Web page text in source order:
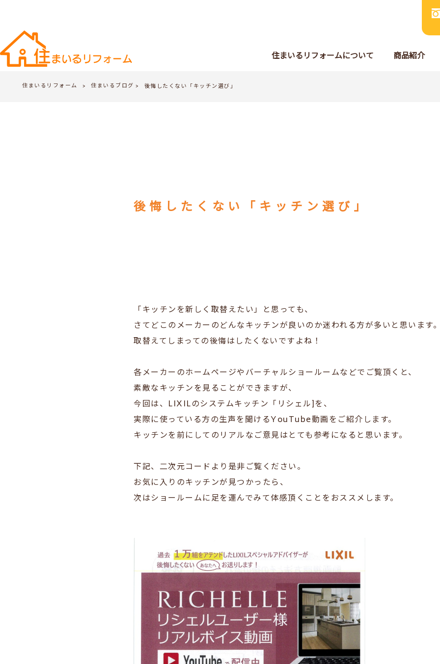
住まいるリフォームについて 商品紹介
住まいるリフォーム > 住まいるブログ > 後悔したくない「キッチン選び」
後悔したくない「キッチン選び」
「キッチンを新しく取替えたい」と思っても、
さてどこのメーカーのどんなキッチンが良いのか迷われる方が多いと思います。
取替えてしまっての後悔はしたくないですよね！
各メーカーのホームページやバーチャルショールームなどでご覧頂くと、
素敵なキッチンを見ることができますが、
今回は、LIXILのシステムキッチン「リシェル]を、
実際に使っている方の生声を聞けるYouTube動画をご紹介します。
キッチンを前にしてのリアルなご意見はとても参考になると思います。
下記、二次元コードより是非ご覧ください。
お気に入りのキッチンが見つかったら、
次はショールームに足を運んでみて体感頂くことをおススメします。